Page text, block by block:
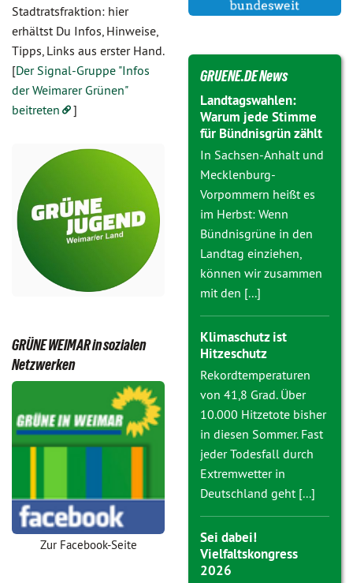
Stadtratsfraktion: hier
erhältst Du Infos, Hinweise,
Tipps, Links aus erster Hand.
[Der Signal-Gruppe "Infos
der Weimarer Grünen"
beitreten
]
GRÜNE WEIMAR in sozialen
Netzwerken
Zur Facebook-Seite
GRUENE.DE News
Landtagswahlen:
Warum jede Stimme
für Bündnisgrün zählt
In Sachsen-Anhalt und
Mecklenburg-
Vorpommern heißt es
im Herbst: Wenn
Bündnisgrüne in den
Landtag einziehen,
können wir zusammen
mit den [...]
Klimaschutz ist
Hitzeschutz
Rekordtemperaturen
von 41,8 Grad. Über
10.000 Hitzetote bisher
in diesen Sommer. Fast
jeder Todesfall durch
Extremwetter in
Deutschland geht [...]
Sei dabei!
Vielfaltskongress
2026